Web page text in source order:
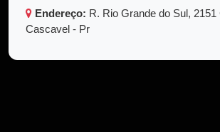
Endereço: R. Rio Grande do Sul, 2151
Cascavel - Pr